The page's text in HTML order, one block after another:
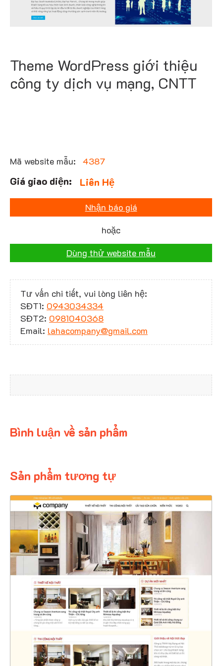
Theme WordPress giới thiệu
công ty dịch vụ mạng, CNTT
Mã website mẫu: 4387
Liên Hệ
Nhận báo giá
hoặc
Dùng thử website mẫu
Tư vấn chi tiết, vui lòng liên hệ:
SĐT1: 0943034334
SĐT2: 0981040368
Email: lahacompany@gmail.com
Bình luận về sản phẩm
Sản phẩm tương tự
4401
CHI TIẾT